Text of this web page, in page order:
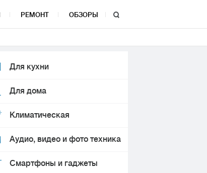
РЕМОНТ ОБЗОРЫ
Для кухни
Для дома
Климатическая
Аудио, видео и фото техника
Смартфоны и гаджеты